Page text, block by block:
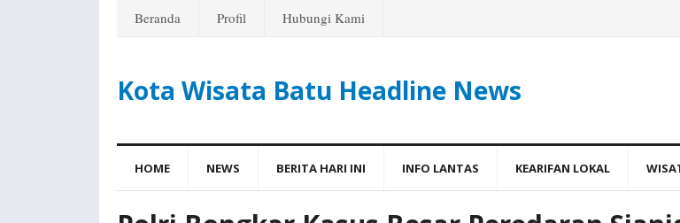
Beranda Profil Hubungi Kami
Kota Wisata Batu Headline News
HOME NEWS BERITA HARI INI INFO LANTAS KEARIFAN LOKAL